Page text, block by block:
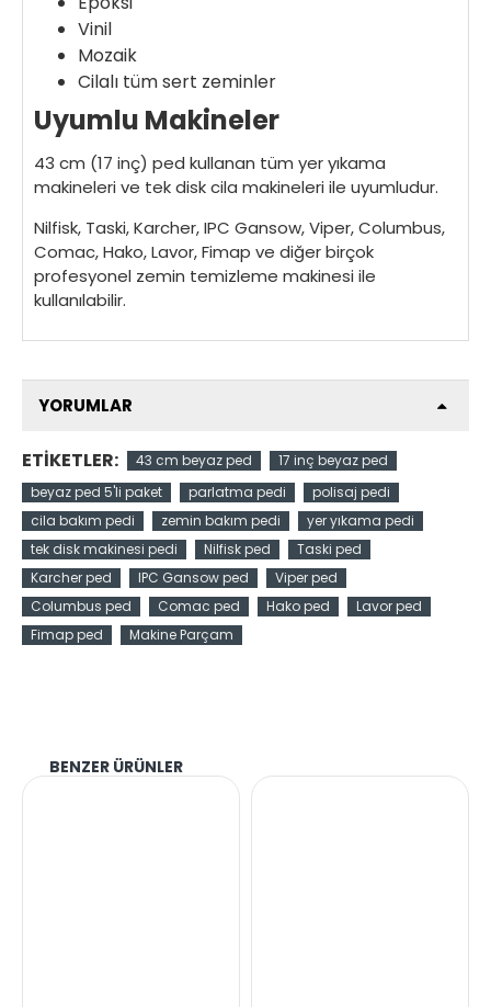
Vinil
Mozaik
Cilalı tüm sert zeminler
Uyumlu Makineler
43 cm (17 inç) ped kullanan tüm yer yıkama
makineleri ve tek disk cila makineleri ile uyumludur.
Nilfisk, Taski, Karcher, IPC Gansow, Viper, Columbus,
Comac, Hako, Lavor, Fimap ve diğer birçok
profesyonel zemin temizleme makinesi ile
kullanılabilir.
YORUMLAR
ETIKETLER: 43 cm beyaz ped
17 inç beyaz ped
beyaz ped 5'li paket
parlatma pedi
polisaj pedi
cila bakım pedi
zemin bakım pedi
yer yıkama pedi
tek disk makinesi pedi
Nilfisk ped
Taski ped
Karcher ped
IPC Gansow ped
Viper ped
Columbus ped
Comac ped Hako ped
Lavor ped
Fimap ped
Makine Parçam
BENZER ÜRÜNLER